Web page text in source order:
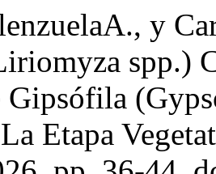
y
spp.)
Etapa